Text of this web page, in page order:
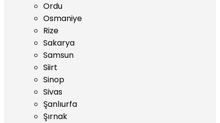
Ordu
Osmaniye
Rize
Sakarya
Samsun
Siirt
Sinop
Sivas
Şanlıurfa
Şırnak